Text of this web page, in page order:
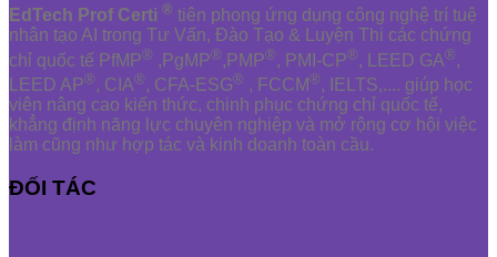
EdTech Prof Certi ® tiên phong ứng dụng công nghệ trí tuệ
nhân tạo AI trong Tư Vấn, Đào Tạo & Luyện Thi các chứng
chỉ quốc tế PfMP® ,PgMP®,PMP®, PMI-CP®, LEED GA®,
LEED AP®, CIA®, CFA-ESG® , FCCM®, IELTS,.... giúp học
viên nâng cao kiến thức, chinh phục chứng chỉ quốc tế,
khẳng định năng lực chuyên nghiệp và mở rộng cơ hội việc
làm cũng như hợp tác và kinh doanh toàn cầu.
ĐỐI TÁC